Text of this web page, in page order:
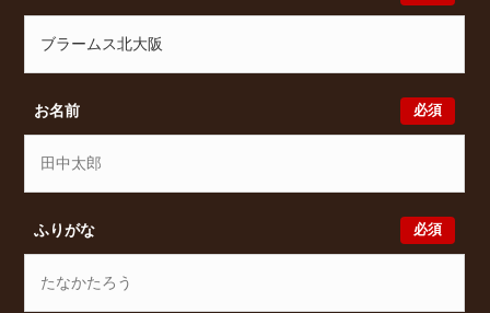
ンライン相談も受け付けております。また、希望の条
貸物件をご提案いたします。
必須
お名前
必須
ふりがな